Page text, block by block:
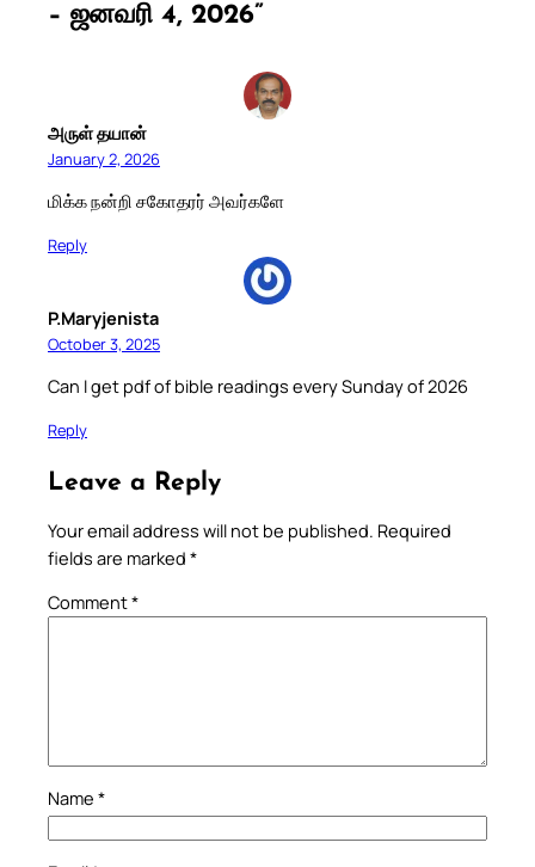
– ஜனவரி 4, 2026”
அருள் தயான்
January 2, 2026
மிக்க நன்றி சகோதரர் அவர்களே
Reply
P.Maryjenista
October 3, 2025
Can I get pdf of bible readings every Sunday of 2026
Reply
Leave a Reply
Your email address will not be published. Required
fields are marked *
Comment*
Name *